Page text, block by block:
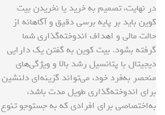
در نهایت، تصمیم به خرید یا نخریدن بیت
کوین باید بر پایه برسی دقیق و آگاهانه از
حالت مالی و اهداف اندوخته‌گذاری شما
گرفته بشود. بیت کوین به گفتن یک دارایی
دیجیتال با پتانسیل رشد بالا و ویژگی‌های
منحصر به‌فرد خود، می‌تواند گزینه‌ای دلنشین
برای اندوخته‌گذاری طویل مدت باشد،
به‌اختصاصی برای افرادی که به جستوجو تنوع